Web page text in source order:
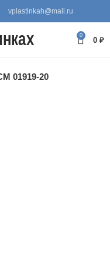
vplastinkah@mail.ru
0
0 ₽
01919-20